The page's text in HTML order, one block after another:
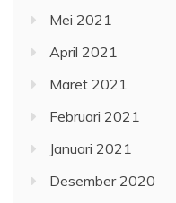
Mei 2021
April 2021
Maret 2021
Februari 2021
Januari 2021
Desember 2020